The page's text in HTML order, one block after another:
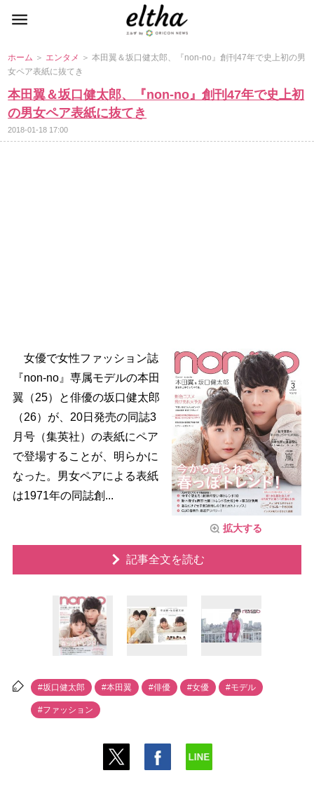
ホーム ＞ エンタメ ＞ 本田翼＆坂口健太郎、『non-no』創刊47年で史上初の男
女ペア表紙に抜てき
本田翼＆坂口健太郎、『non-no』創刊47年で史上初
の男女ペア表紙に抜てき
2018-01-18 17:00
拡大する
女優で女性ファッション誌
『non-no』専属モデルの本田
翼（25）と俳優の坂口健太郎
（26）が、20日発売の同誌3
月号（集英社）の表紙にペア
で登場することが、明らかに
なった。男女ペアによる表紙
は1971年の同誌創...
記事全文を読む
#坂口健太郎 #本田翼 #俳優 #女優 #モデル
#ファッション